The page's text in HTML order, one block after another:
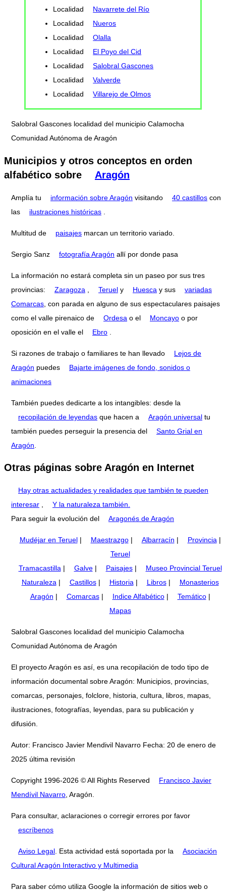
Localidad
Navarrete del Río
Localidad
Nueros
Localidad
Olalla
Localidad
El Poyo del Cid
Localidad
Salobral Gascones
Localidad
Valverde
Localidad
Villarejo de Olmos
Salobral Gascones localidad del municipio Calamocha
Comunidad Autónoma de Aragón
Municipios y otros conceptos en orden
alfabético sobre
Aragón
Amplía tu información sobre Aragón visitando 40 castillos con
las
ilustraciones históricas
Multitud de paisajes marcan un territorio variado.
Sergio Sanz fotografía Aragón allí por donde pasa
La información no estará completa sin un paseo por sus tres
provincias:
Zaragoza Teruel y Huesca y sus
variadas
Comarcas , con parada en alguno de sus espectaculares paisajes
como el valle pirenaico de
Ordesa o el Moncayo o por
oposición en el valle el
Ebro
Si razones de trabajo o familiares te han llevado
Lejos de
Aragón puedes
Bajarte imágenes de fondo, sonidos o
animaciones
También puedes dedicarte a los intangibles: desde la
recopilación de leyendas que hacen a Aragón universal tu
también puedes perseguir la presencia del
Santo Grial en
Aragón
Otras páginas sobre Aragón en Internet
Hay otras actualidades y realidades que también te pueden
interesar
Y la naturaleza también.
Para seguir la evolución del
Aragonés de Aragón
Mudéjar en Teruel| Maestrazgo| Albarracín | Provincia |
Teruel
Tramacastilla | Galve| Paisajes|
Museo Provincial Teruel
Naturaleza | Castillos| Historia | Libros|
Monasterios
Aragón | Comarcas| Indice Alfabético| Temático|
Mapas
Salobral Gascones localidad del municipio Calamocha
Comunidad Autónoma de Aragón
El proyecto Aragón es así, es una recopilación de todo tipo de
información documental sobre Aragón: Municipios, provincias,
comarcas, personajes, folclore, historia, cultura, libros, mapas,
ilustraciones, fotografías, leyendas, para su publicación y
difusión.
Autor: Francisco Javier Mendivil Navarro Fecha: 20 de enero de
2025 última revisión
Copyright 1996-2026 © All Rights Reserved
Francisco Javier
Mendívil Navarro , Aragón.
Para consultar, aclaraciones o corregir errores por favor
escríbenos
Aviso Legal . Esta actividad está soportada por la
Asociación
Cultural Aragón Interactivo y Multimedia
Para saber cómo utiliza Google la información de sitios web o